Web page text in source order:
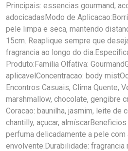
Principais: essencias gourmand,
adocicadasModo de
pele limpa e seca, mantendo
15cm. Reaplique sempre que
fragrancia ao longo do
Produto:Familia Olfativa:
aplicavelConcentracao: body
Encontros Casuais, Clima Quente,
marshmallow, chocolate, gengibre
Coracao: baunilha, jasmim, leite de
chantilly, açucar,
perfuma delicadamente a pele com
envolvente.Durabilidade: fragrancia